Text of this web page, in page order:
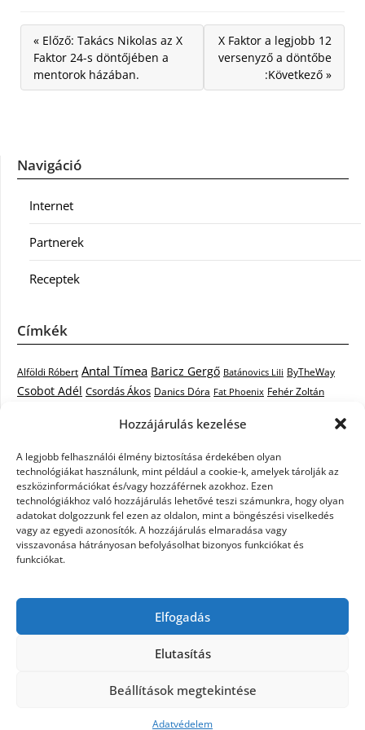
Hozzájárulás kezelése
A legjobb felhasználói élmény biztosítása érdekében olyan
technológiákat használunk, mint például a cookie-k, amelyek tárolják az
eszközinformációkat és/vagy hozzáférnek azokhoz. Ezen
technológiákhoz való hozzájárulás lehetővé teszi számunkra, hogy olyan
adatokat dolgozzunk fel ezen az oldalon, mint a böngészési viselkedés
vagy az egyedi azonosítók. A hozzájárulás elmaradása vagy
visszavonása hátrányosan befolyásolhat bizonyos funkciókat és
funkciókat.
Elfogadás
Elutasítás
Beállítások megtekintése
Adatvédelem
« Előző: Takács Nikolas az X
Faktor 24-s döntőjében a
mentorok házában.
X Faktor a legjobb 12
versenyző a döntőbe
:Következő »
Navigáció
Internet
Partnerek
Receptek
Címkék
Alföldi Róbert Antal Tímea Baricz Gergő Batánovics Lili ByTheWay
Csobot Adél Csordás Ákos Danics Dóra Fat Phoenix Fehér Zoltán
Kovács László Stone
Krasznai Tünde Like LiL C. Malek Miklós mentor Muri Enikő
Nagy Feró Oláh Gergő Péterffy Lili Rocktenors RTL Klub
Cowell Szabó Dávid Szabó Ádám Szikora Róbert Takács Nikolas
Tarány Tamás Tóth Gabi Vastag Csaba Vastag Tamás
Kati X-factor X-FaktorX-Faktor videók
X-Faktor válogatásx faktor döntő Zámbó
©2026 X-Faktor Magyarországon 2014 – hírek –
WordPress Theme